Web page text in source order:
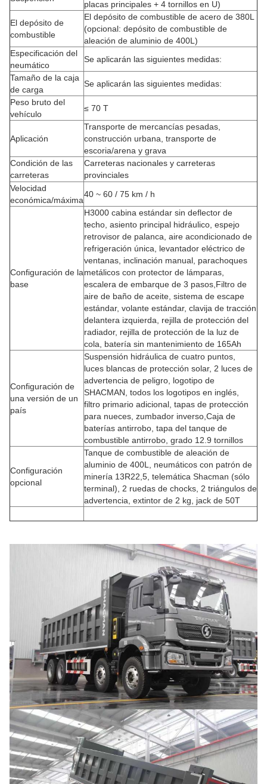
placas principales + 4 tornillos en U)
El depósito de
combustible
El depósito de combustible de acero de 380L
(opcional: depósito de combustible de
aleación de aluminio de 400L)
Especificación del
neumático
Se aplicarán las siguientes medidas:
Tamaño de la caja
de carga
Se aplicarán las siguientes medidas:
Peso bruto del
vehículo
≤ 70 T
Aplicación
Transporte de mercancías pesadas,
construcción urbana, transporte de
escoria/arena y grava
Condición de las
carreteras
Carreteras nacionales y carreteras
provinciales
Velocidad
económica/máxima
40 ~ 60 / 75 km / h
Configuración de la
base
H3000 cabina estándar sin deflector de
techo, asiento principal hidráulico, espejo
retrovisor de palanca, aire acondicionado de
refrigeración única, levantador eléctrico de
ventanas, inclinación manual, parachoques
metálicos con protector de lámparas,
escalera de embarque de 3 pasos,Filtro de
aire de baño de aceite, sistema de escape
estándar, volante estándar, clavija de tracción
delantera izquierda, rejilla de protección del
radiador, rejilla de protección de la luz de
cola, batería sin mantenimiento de 165Ah
Configuración de
una versión de un
país
Suspensión hidráulica de cuatro puntos,
luces blancas de protección solar, 2 luces de
advertencia de peligro, logotipo de
SHACMAN, todos los logotipos en inglés,
filtro primario adicional, tapas de protección
para nueces, zumbador inverso,Caja de
baterías antirrobo, tapa del tanque de
combustible antirrobo, grado 12.9 tornillos
Configuración
opcional
Tanque de combustible de aleación de
aluminio de 400L, neumáticos con patrón de
minería 13R22,5, telemática Shacman (sólo
terminal), 2 ruedas de chocks, 2 triángulos de
advertencia, extintor de 2 kg, jack de 50T